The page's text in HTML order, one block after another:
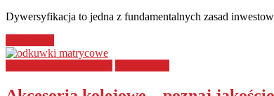
Dywersyfikacja to jedna z fundamentalnych zasad